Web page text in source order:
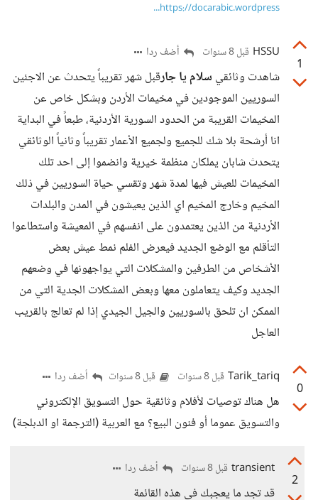
https://docarabic.wordpress...
1
HSSU قبل 8 سنوات أضف ردا
شاهدت وثائقي سلام يا جارقبل شهر تقريباً يتحدث عن الاجئين
السوريين الموجودين في مخيمات الأردن وبشكل خاص عن
المخيمات القريبة من الحدود السورية الأردنية، طبعاً في البداية
انا أرشحة بلا شك للجميع ولجميع الأعمار تقريباً وثانياً الوثائقي
يتحدث شابان يملكان منظمة خيرية وانضموا إلى احد تلك
المخيمات للعيش فيها لمدة شهر وتقسي حياة السوريين في ذلك
المخيم وخارج المخيم اي الذين يعيشون في المدن والبلدات
الأردنية من الذين يعتمدون على انفسهم في المعيشة واستطاعوا
التأقلم مع الوضع الجديد فيعرض الفلم نمط عيش بعض
الأشخاص من الطرفين والمشكلات التي يواجهونها في وضعهم
الجديد وكيف يتعاملون معها وبعض المشكلات الجدية التي من
الممكن ان تلحق بالسوريين والجيل الجيدي إذا لم تعالج بالقريب
العاجل
0
Tarik_tariq قبل 8 سنوات قبل 8 سنوات أضف ردا
هل هناك توصيات لأفلام وثائقية حول التسويق الإلكتروني
والتسويق عموما أو فنون البيع؟ مع العربية (الترجمة او الدبلجة)
2
transient قبل 8 سنوات أضف ردا
قد تجد ما يعجبك في هذه القائمة